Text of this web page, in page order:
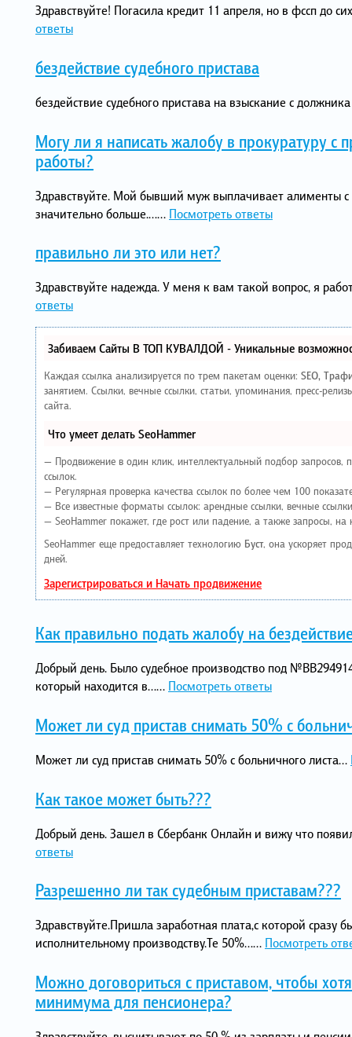
Здравствуйте! Погасила кредит 11 апреля, но в фссп
ответы
бездействие судебного пристава
бездействие судебного пристава на взыскание с
Могу ли я написать жалобу в прокуратуру с
работы?
Здравствуйте. Мой бывший муж выплачивает алименты
значительно больше.…... Посмотреть ответы
правильно ли это или нет?
Здравствуйте надежда. У меня к вам такой вопрос, я
ответы
Забиваем Сайты В ТОП КУВАЛДОЙ - Уникальные
Каждая ссылка анализируется по трем пакетам оценки: SEO,
занятием. Ссылки, вечные ссылки, статьи, упоминания, пресс-
сайта.
Что умеет делать SeoHammer
— Продвижение в один клик, интеллектуальный подбор
ссылок.
— Регулярная проверка качества ссылок по более чем 100
— Все известные форматы ссылок: арендные ссылки, вечные
— SeoHammer покажет, где рост или падение, а также запросы,
SeoHammer еще предоставляет технологию Буст, она ускоряет
дней.
Зарегистрироваться и Начать продвижение
Как правильно подать жалобу на
Добрый день. Было судебное производство под
который находится в…... Посмотреть ответы
Может ли суд пристав снимать 50% с
Может ли суд пристав снимать 50% с больничного листа...
Как такое может быть???
Добрый день. Зашел в Сбербанк Онлайн и вижу что
ответы
Разрешенно ли так судебным приставам???
Здравствуйте.Пришла заработная плата,с которой сразу
исполнительному производству.Те 50%…... Посмотреть
Можно договориться с приставом, чтобы
минимума для пенсионера?